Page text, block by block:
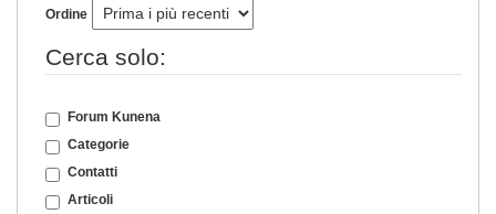
Ordine
Cerca solo:
Forum Kunena
Categorie
Contatti
Articoli